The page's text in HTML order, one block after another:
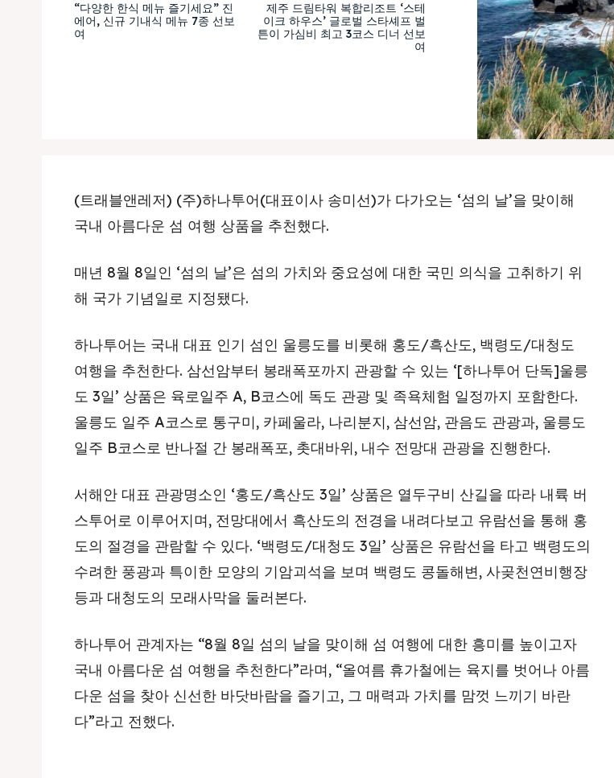
“다양한 한식 메뉴 즐기세요” 진
에어, 신규 기내식 메뉴 7종 선보
여
제주 드림타워 복합리조트 ‘스테
이크 하우스’ 글로벌 스타셰프 벌
튼이 가심비 최고 3코스 디너 선보
여
(트래블앤레저) (주)하나투어(대표이사 송미선)가 다가오는 ‘섬의 날’을 맞이해
국내 아름다운 섬 여행 상품을 추천했다.
매년 8월 8일인 ‘섬의 날’은 섬의 가치와 중요성에 대한 국민 의식을 고취하기 위
해 국가 기념일로 지정됐다.
하나투어는 국내 대표 인기 섬인 울릉도를 비롯해 홍도/흑산도, 백령도/대청도
여행을 추천한다. 삼선암부터 봉래폭포까지 관광할 수 있는 ‘[하나투어 단독]울릉
도 3일’ 상품은 육로일주 A, B코스에 독도 관광 및 족욕체험 일정까지 포함한다.
울릉도 일주 A코스로 통구미, 카페울라, 나리분지, 삼선암, 관음도 관광과, 울릉도
일주 B코스로 반나절 간 봉래폭포, 촛대바위, 내수 전망대 관광을 진행한다.
서해안 대표 관광명소인 ‘홍도/흑산도 3일’ 상품은 열두구비 산길을 따라 내륙 버
스투어로 이루어지며, 전망대에서 흑산도의 전경을 내려다보고 유람선을 통해 홍
도의 절경을 관람할 수 있다. ‘백령도/대청도 3일’ 상품은 유람선을 타고 백령도의
수려한 풍광과 특이한 모양의 기암괴석을 보며 백령도 콩돌해변, 사곶천연비행장
등과 대청도의 모래사막을 둘러본다.
하나투어 관계자는 “8월 8일 섬의 날을 맞이해 섬 여행에 대한 흥미를 높이고자
국내 아름다운 섬 여행을 추천한다”라며, “올여름 휴가철에는 육지를 벗어나 아름
다운 섬을 찾아 신선한 바닷바람을 즐기고, 그 매력과 가치를 맘껏 느끼기 바란
다”라고 전했다.